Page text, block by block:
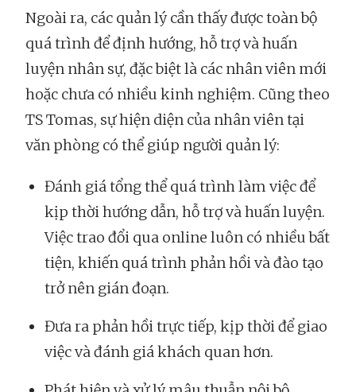
Ngoài ra, các quản lý cần thấy được toàn bộ
quá trình để định hướng, hỗ trợ và huấn
luyện nhân sự, đặc biệt là các nhân viên mới
hoặc chưa có nhiều kinh nghiệm. Cũng theo
TS Tomas, sự hiện diện của nhân viên tại
văn phòng có thể giúp người quản lý:
Đánh giá tổng thể quá trình làm việc để
kịp thời hướng dẫn, hỗ trợ và huấn luyện.
Việc trao đổi qua online luôn có nhiều bất
tiện, khiến quá trình phản hồi và đào tạo
trở nên gián đoạn.
Đưa ra phản hồi trực tiếp, kịp thời để giao
việc và đánh giá khách quan hơn.